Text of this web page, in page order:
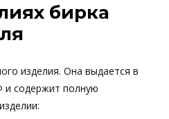
бирка
изделия. Она выдается в
и содержит полную